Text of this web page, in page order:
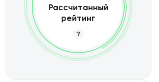
Рассчитанный
рейтинг